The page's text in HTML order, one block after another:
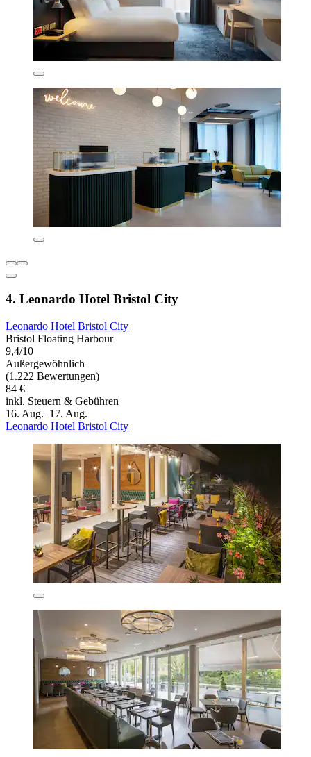
4. Leonardo Hotel Bristol City
Leonardo Hotel Bristol City
Bristol Floating Harbour
9,4/10
Außergewöhnlich
(1.222 Bewertungen)
84 €
inkl. Steuern & Gebühren
16. Aug.–17. Aug.
Leonardo Hotel Bristol City